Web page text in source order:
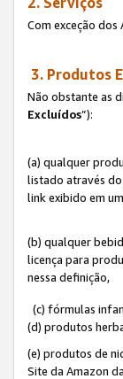
Com exceção
3. Produtos
Não obstante as
Excluídos”):
(a) qualquer
listado através
link exibido em
(b) qualquer
licença para
nessa definição,
(c) fórmulas
(d) produtos
(e) produtos de
Site da Amazon